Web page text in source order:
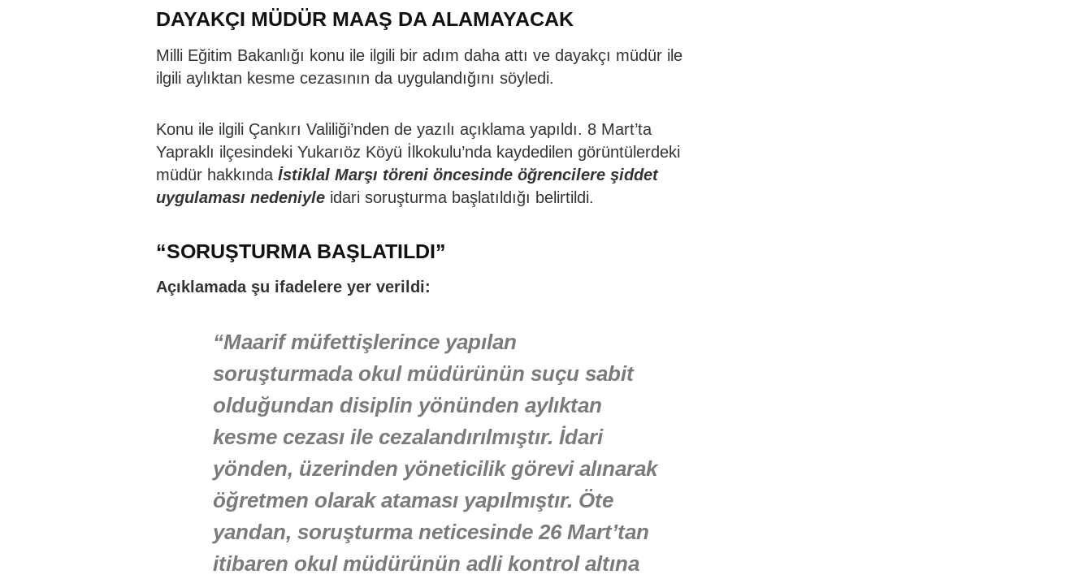
DAYAKÇI MÜDÜR MAAŞ DA ALAMAYACAK
Milli Eğitim Bakanlığı konu ile ilgili bir adım daha attı ve dayakçı müdür ile
ilgili aylıktan kesme cezasının da uygulandığını söyledi.
Konu ile ilgili Çankırı Valiliği’nden de yazılı açıklama yapıldı. 8 Mart’ta
Yapraklı ilçesindeki Yukarıöz Köyü İlkokulu’nda kaydedilen görüntülerdeki
müdür hakkında İstiklal Marşı töreni öncesinde öğrencilere şiddet
uygulaması nedeniyle idari soruşturma başlatıldığı belirtildi.
“SORUŞTURMA BAŞLATILDI”
Açıklamada şu ifadelere yer verildi:
“Maarif müfettişlerince yapılan
soruşturmada okul müdürünün suçu sabit
olduğundan disiplin yönünden aylıktan
kesme cezası ile cezalandırılmıştır. İdari
yönden, üzerinden yöneticilik görevi alınarak
öğretmen olarak ataması yapılmıştır. Öte
yandan, soruşturma neticesinde 26 Mart’tan
itibaren okul müdürünün adli kontrol altına